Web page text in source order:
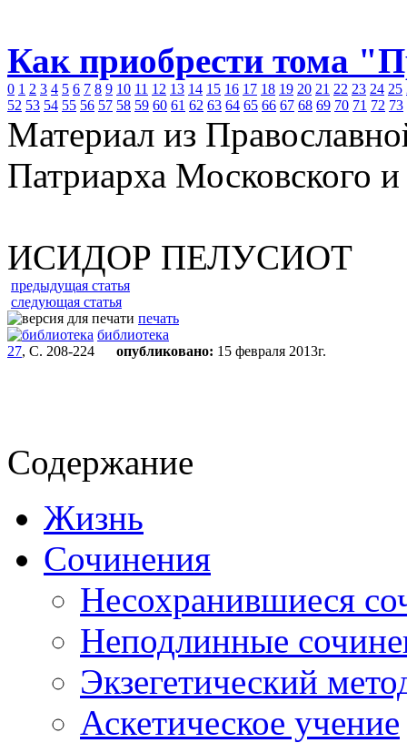
Как приобрести тома
0 1 2 3 4 5 6 7 8 9 10 11 12 13 14 15 16 17 18 19 20 21 22 23 24 25
52 53 54 55 56 57 58 59 60 61 62 63 64 65 66 67 68 69 70 71 72 73
Материал из
Патриарха Московского
ИСИДОР ПЕЛУСИОТ
предыдущая статья
следующая статья
печать
библиотека
27, С. 208-224 опубликовано: 15 февраля 2013г.
Содержание
Жизнь
Сочинения
Несохранившиеся
Неподлинные
Экзегетический
Аскетическое учение